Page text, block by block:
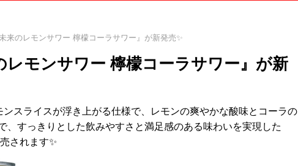
来のレモンサワー 檸檬コーラサワー』が新発売✨
レモンサワー 檸檬コーラサワー』が新
スライスが浮き上がる仕様で、レモンの爽やかな酸味とコーラの
、すっきりとした飲みやすさと満足感のある味わいを実現した
されます✨